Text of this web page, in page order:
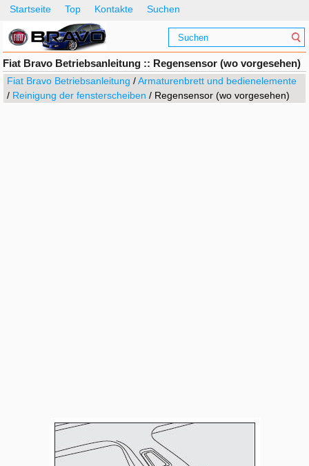
Startseite Top Kontakte Suchen
Fiat Bravo Betriebsanleitung :: Regensensor (wo vorgesehen)
Fiat Bravo Betriebsanleitung /Armaturenbrett und bedienelemente
/ Reinigung der fensterscheiben / Regensensor (wo vorgesehen)